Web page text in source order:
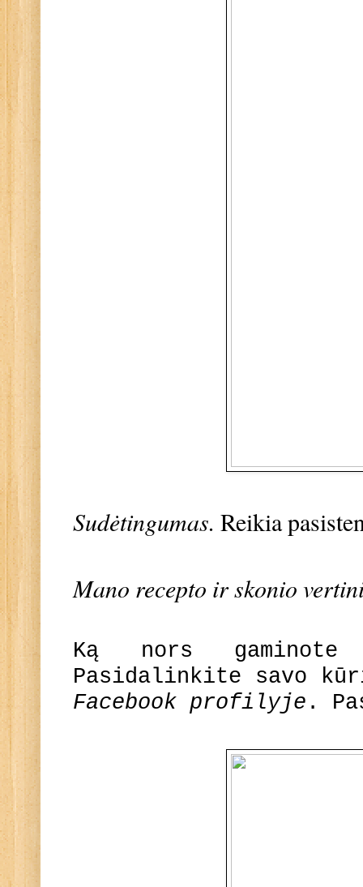
Sudėtingumas. Reikia
Mano recepto ir skonio
Ką nors
Pasidalinkite savo
Facebook profilyje .